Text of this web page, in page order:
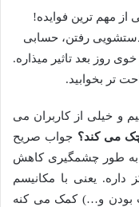
از مهم ترین فوایده!
رفتن، حسابی
روز بعد تاثیر میذاره.
تر بخوابید.
و خیلی از کاربران می
می کند؟ جواب صریح
رو به طور چشمگیری کاهش
داره. یعنی با مکانیسم
بودن و…) کمک می کنه